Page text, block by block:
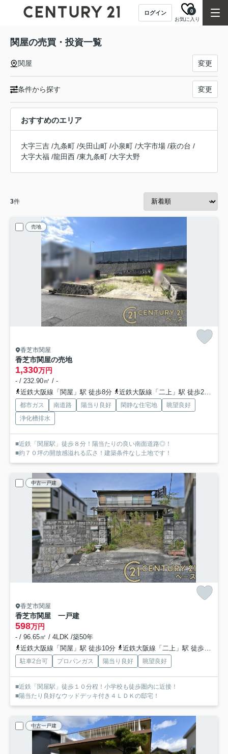
ログイン
お気に入り
0
関屋の売買・投資一覧
関屋 変更
条件から探す 変更
おすすめのエリア
大字三吉 /九条町 /矢田山町 /小泉町 /大字市場 /萩の台 /
大字大福 /龍田西 /東九条町 /大字大野
3件
売地
香芝市関屋
香芝市関屋の売地
1,330万円
- / 232.90㎡ / -
近鉄大阪線「関屋」駅 徒歩8分
近鉄大阪線「二上」駅 徒歩28分
都市ガス 南道路 陽当り良好 閑静な住宅地
眺望良好
浄化槽排水
■近鉄「関屋駅」徒歩８分！陽当たりの良い南面道路◎！
■約７０坪の開放感溢れる広さ！建築条件なし土地です！
中古一戸建
香芝市関屋
香芝市関屋 一戸建
598万円
- / 96.65㎡ / 4LDK /築50年
近鉄大阪線「関屋」駅 徒歩10分
近鉄大阪線「二上」駅 徒歩28分
駐車2台可 プロパンガス 陽当り良好 眺望良好
■近鉄「関屋駅」徒歩１０分程！小学校も徒歩圏内に近接！
■陽当たり良好なウッドデッキ付き４ＬＤＫの邸宅！
中古一戸建